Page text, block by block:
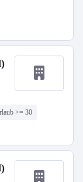
>= 30